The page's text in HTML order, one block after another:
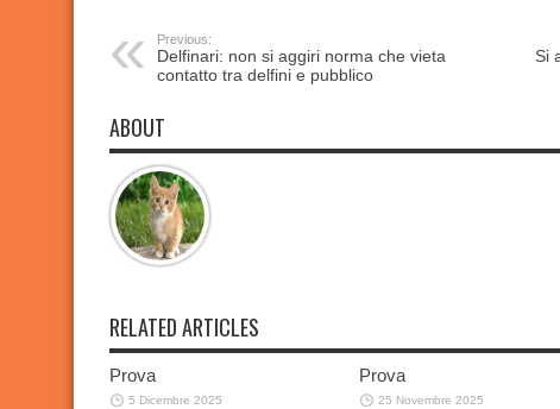
Previous:
Delfinari: non si aggiri norma che vieta
contatto tra delfini e pubblico
Si
ABOUT
RELATED ARTICLES
Prova
5 Dicembre 2025
Prova
25 Novembre 2025